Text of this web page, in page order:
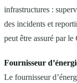
infrastructures :
des incidents et
peut être assuré par
Fournisseur
Le fournisseur